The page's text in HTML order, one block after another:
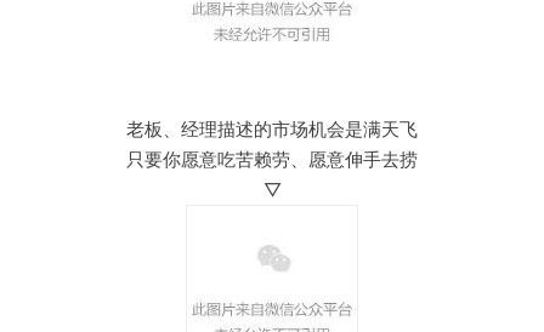
老板、经理描述的市场机会是满天飞
只要你愿意吃苦赖劳、愿意伸手去捞
▽